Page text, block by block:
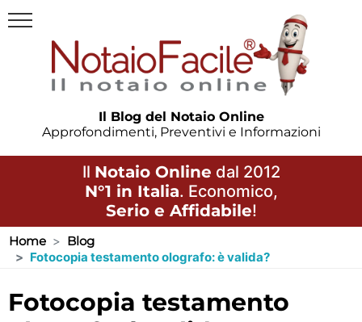
Il Blog del Notaio Online
Approfondimenti, Preventivi e Informazioni
Il Notaio Online dal 2012
N°1 in Italia. Economico,
Serio e Affidabile!
Home
Blog
Fotocopia testamento olografo: è valida?
fotocopia testamento